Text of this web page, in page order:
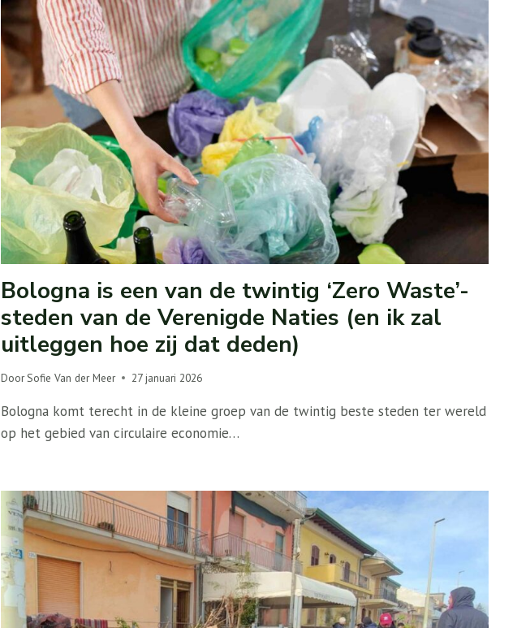
Bologna is een van de twintig ‘Zero Waste’-
steden van de Verenigde Naties (en ik zal
uitleggen hoe zij dat deden)
DoorSofie Van der Meer 27 januari 2026
Bologna komt terecht in de kleine groep van de twintig beste steden ter wereld
op het gebied van circulaire economie…